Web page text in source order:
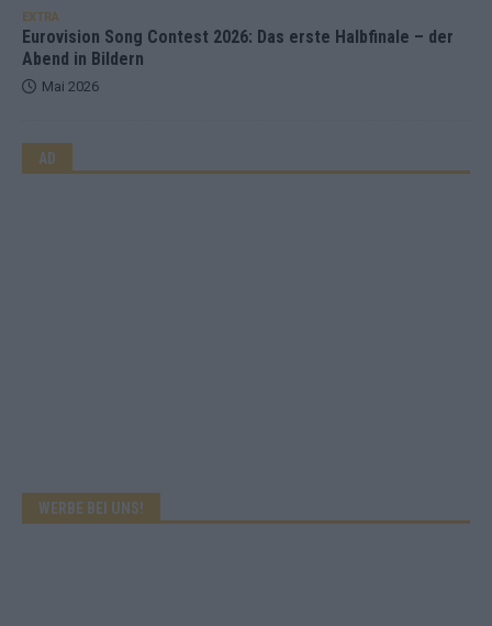
EXTRA
Eurovision Song Contest 2026: Das erste Halbfinale – der
Abend in Bildern
Mai 2026
AD
WERBE BEI UNS!